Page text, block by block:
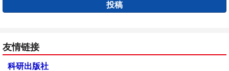
投稿
友情链接
科研出版社